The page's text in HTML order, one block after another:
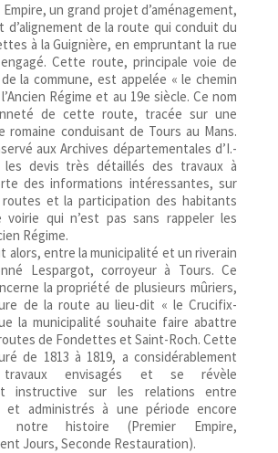
un grand projet d’aménagement,
d’alignement de la route qui conduit du
à la Guignière, en empruntant la rue
Cette route, principale voie de
la commune, est appelée « le chemin
Régime et au 19e siècle. Ce nom
de cette route, tracée sur une
romaine conduisant de Tours au Mans.
aux Archives départementales d’I.-
devis très détaillés des travaux à
des informations intéressantes, sur
et la participation des habitants
voirie qui n’est pas sans rappeler les
Régime.
alors, entre la municipalité et un riverain
Lespargot, corroyeur à Tours. Ce
la propriété de plusieurs mûriers,
de la route au lieu-dit « le Crucifix-
la municipalité souhaite faire abattre
de Fondettes et Saint-Roch. Cette
de 1813 à 1819, a considérablement
envisagés et se révèle
instructive sur les relations entre
administrés à une période encore
notre histoire (Premier Empire,
Jours, Seconde Restauration).